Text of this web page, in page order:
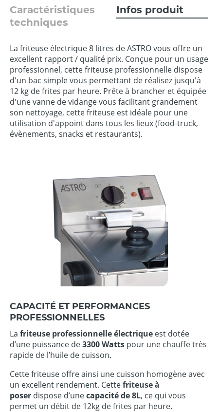
Caractéristiques
techniques
Infos produit
La friteuse électrique 8 litres de ASTRO vous offre un
excellent rapport / qualité prix. Conçue pour un usage
professionnel, cette friteuse professionnelle dispose
d'un bac simple vous permettant de réalisez jusqu'à
12 kg de frites par heure. Prête à brancher et équipée
d'une vanne de vidange vous facilitant grandement
son nettoyage, cette friteuse est idéale pour une
utilisation d'appoint dans tous les lieux (food-truck,
évènements, snacks et restaurants).
CAPACITÉ ET PERFORMANCES
PROFESSIONNELLES
La friteuse professionnelle électrique est dotée
d’une puissance de3300 Watts pour une chauffe très
rapide de l’huile de cuisson.
Cette friteuse offre ainsi une cuisson homogène avec
un excellent rendement. Cettefriteuse à
poser dispose d’unecapacité de 8L, ce qui vous
permet un débit de 12kg de frites par heure.